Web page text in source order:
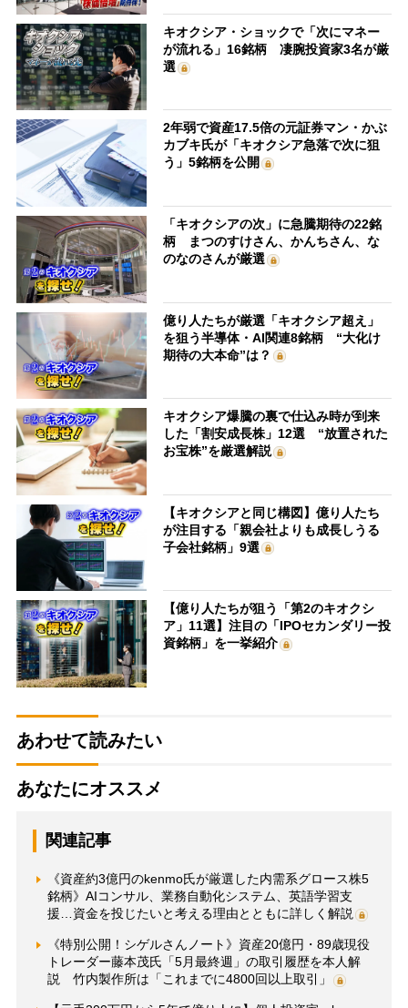
キオクシア・ショックで「次にマネー
が流れる」16銘柄 凄腕投資家3名が厳
選
2年弱で資産17.5倍の元証券マン・かぶ
カブキ氏が「キオクシア急落で次に狙
う」5銘柄を公開
「キオクシアの次」に急騰期待の22銘
柄 まつのすけさん、かんちさん、な
のなのさんが厳選
億り人たちが厳選「キオクシア超え」
を狙う半導体・AI関連8銘柄 “大化け
期待の大本命”は？
キオクシア爆騰の裏で仕込み時が到来
した「割安成長株」12選 “放置された
お宝株”を厳選解説
【キオクシアと同じ構図】億り人たち
が注目する「親会社よりも成長しうる
子会社銘柄」9選
【億り人たちが狙う「第2のキオクシ
ア」11選】注目の「IPOセカンダリー投
資銘柄」を一挙紹介
あわせて読みたい
あなたにオススメ
関連記事
《資産約3億円のkenmo氏が厳選した内需系グロース株5
銘柄》AIコンサル、業務自動化システム、英語学習支
援…資金を投じたいと考える理由とともに詳しく解説
《特別公開！シゲルさんノート》資産20億円・89歳現役
トレーダー藤本茂氏「5月最終週」の取引履歴を本人解
説 竹内製作所は「これまでに4800回以上取引」